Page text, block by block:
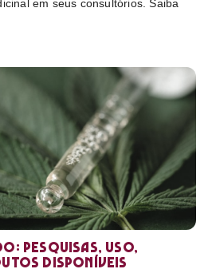
em seus consultórios. Saiba
pesquisas, uso,
disponíveis